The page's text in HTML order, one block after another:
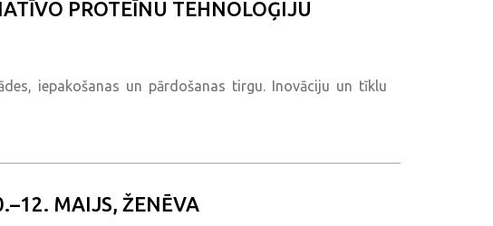
PROTEĪNU TEHNOLOĢIJU
iepakošanas un pārdošanas tirgu. Inovāciju un tīklu
MAIJS, ŽENĒVA